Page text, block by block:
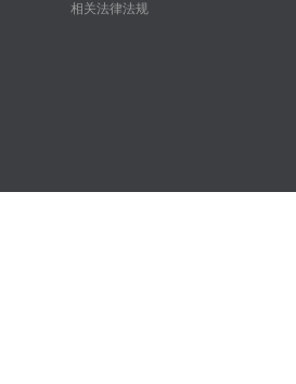
相关法律法规